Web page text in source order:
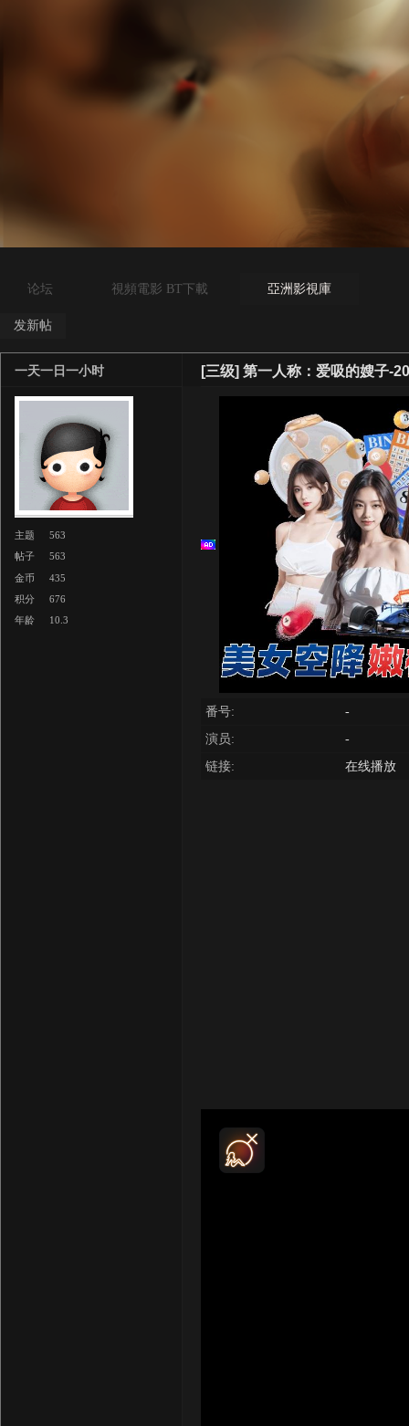
论坛 視頻電影 BT下載 亞洲影視庫
发新帖
[三级] 第一人称：爱吸的嫂子-
一天一日一小时
主题
563
帖子
563
金币
435
积分
676
年龄
10.3
番号:
-
演员:
-
链接:
在线播放